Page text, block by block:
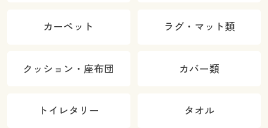
カーペット ラグ・マット類
クッション・座布団 カバー類
トイレタリー タオル